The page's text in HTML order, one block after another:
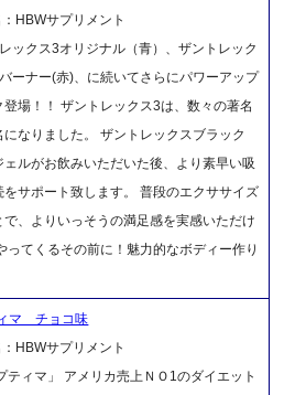
HBWサプリメント
ックス3オリジナル（青）、ザントレック
ーナー(赤)、に続いてさらにパワーアップ
場！！ ザントレックス3は、数々の著名
なりました。 ザントレックスブラック
ルがお飲みいただいた後、より素早い吸
サポート致します。 普段のエクササイズ
、よりいっそうの満足感を実感いただけ
ってくるその前に！魅力的なボディー作り
マ チョコ味
HBWサプリメント
ティマ」 アメリカ売上ＮＯ1のダイエット